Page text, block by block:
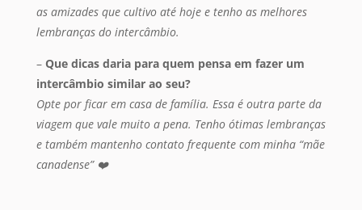
as amizades que cultivo até hoje e tenho as melhores
lembranças do intercâmbio.
– Que dicas daria para quem pensa em fazer um
intercâmbio similar ao seu?
Opte por ficar em casa de família. Essa é outra parte da
viagem que vale muito a pena. Tenho ótimas lembranças
e também mantenho contato frequente com minha “mãe
canadense” ❤️